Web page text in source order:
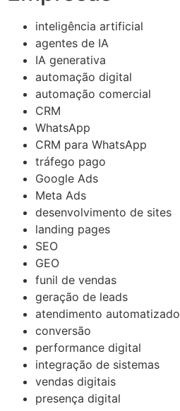
inteligência artificial
agentes de IA
IA generativa
automação digital
automação comercial
CRM
WhatsApp
CRM para WhatsApp
tráfego pago
Google Ads
Meta Ads
desenvolvimento de sites
landing pages
SEO
GEO
funil de vendas
geração de leads
atendimento automatizado
conversão
performance digital
integração de sistemas
vendas digitais
presença digital